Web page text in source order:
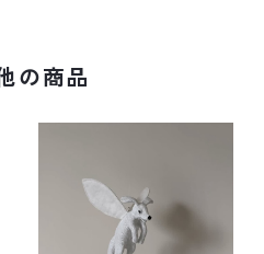
の商品